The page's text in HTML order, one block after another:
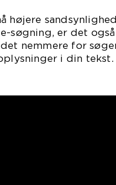
højere
søgning, er det
nemmere for
i din tekst.